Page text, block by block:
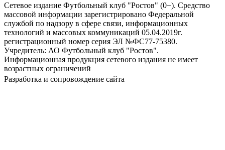
Сетевое издание Футбольный клуб "Ростов" (0+). Средство
массовой информации зарегистрировано Федеральной
службой по надзору в сфере связи, информационных
технологий и массовых коммуникаций 05.04.2019г.
регистрационный номер серия ЭЛ №ФС77-75380.
Учредитель: АО Футбольный клуб "Ростов".
Информационная продукция сетевого издания не имеет
возрастных ограничений
Разработка и сопровождение сайта